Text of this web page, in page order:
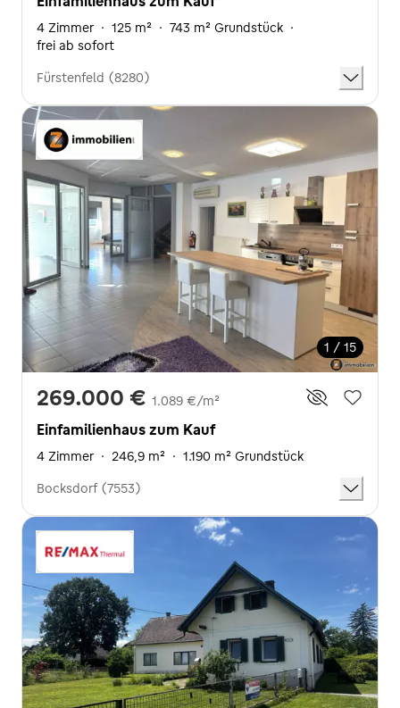
4 Zimmer · 125 m² · 743 m² Grundstück ·
frei ab sofort
Fürstenfeld (8280)
1 / 15
269.000 € 1.089 €/m²
Einfamilienhaus zum Kauf
4 Zimmer · 246,9 m² · 1.190 m² Grundstück
Bocksdorf (7553)